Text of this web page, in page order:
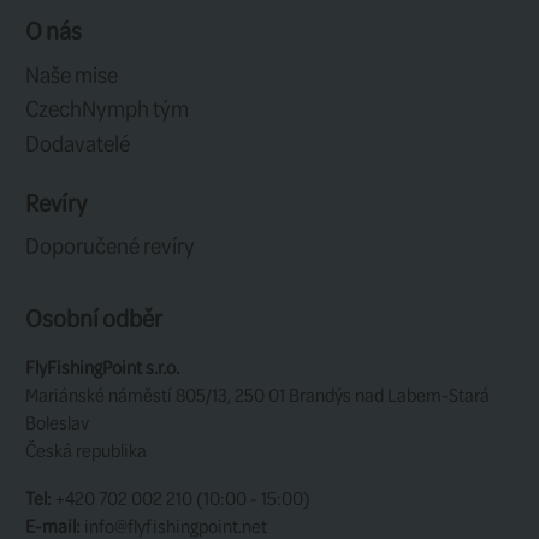
cívky.
Výrobce:
SOUVISEJÍCÍ
Související produkty
20%